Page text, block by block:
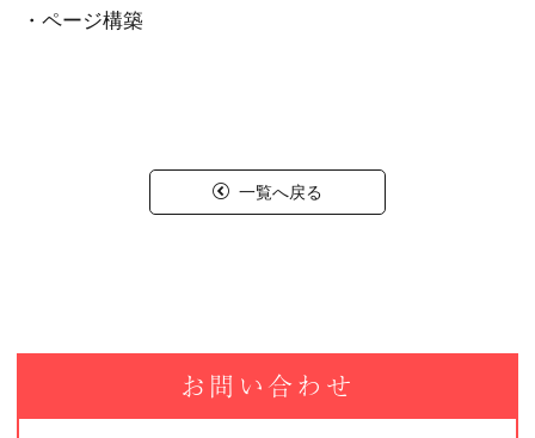
・ページ構築
一覧へ戻る
お問い合わせ